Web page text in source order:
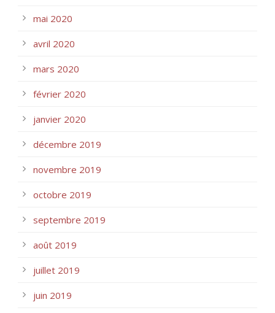
mai 2020
avril 2020
mars 2020
février 2020
janvier 2020
décembre 2019
novembre 2019
octobre 2019
septembre 2019
août 2019
juillet 2019
juin 2019